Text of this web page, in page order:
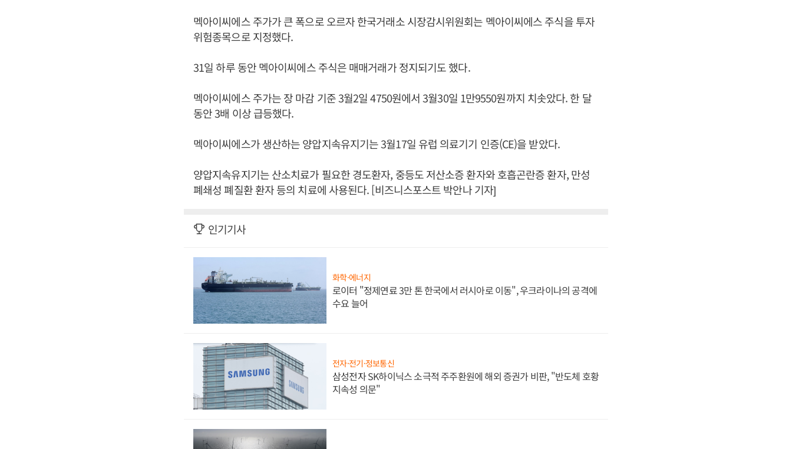
멕아이씨에스 주가가 큰 폭으로 오르자 한국거래소 시장감시위원회는 멕아이씨에스 주식을 투자
위험종목으로 지정했다.
31일 하루 동안 멕아이씨에스 주식은 매매거래가 정지되기도 했다.
멕아이씨에스 주가는 장 마감 기준 3월2일 4750원에서 3월30일 1만9550원까지 치솟았다. 한 달
동안 3배 이상 급등했다.
멕아이씨에스가 생산하는 양압지속유지기는 3월17일 유럽 의료기기 인증(CE)을 받았다.
양압지속유지기는 산소치료가 필요한 경도환자, 중등도 저산소증 환자와 호흡곤란증 환자, 만성
폐쇄성 폐질환 환자 등의 치료에 사용된다. [비즈니스포스트 박안나 기자]
인기기사
화학·에너지
로이터 "정제연료 3만 톤 한국에서 러시아로 이동", 우크라이나의 공격에
수요 늘어
전자·전기·정보통신
삼성전자 SK하이닉스 소극적 주주환원에 해외 증권가 비판, "반도체 호황
지속성 의문"